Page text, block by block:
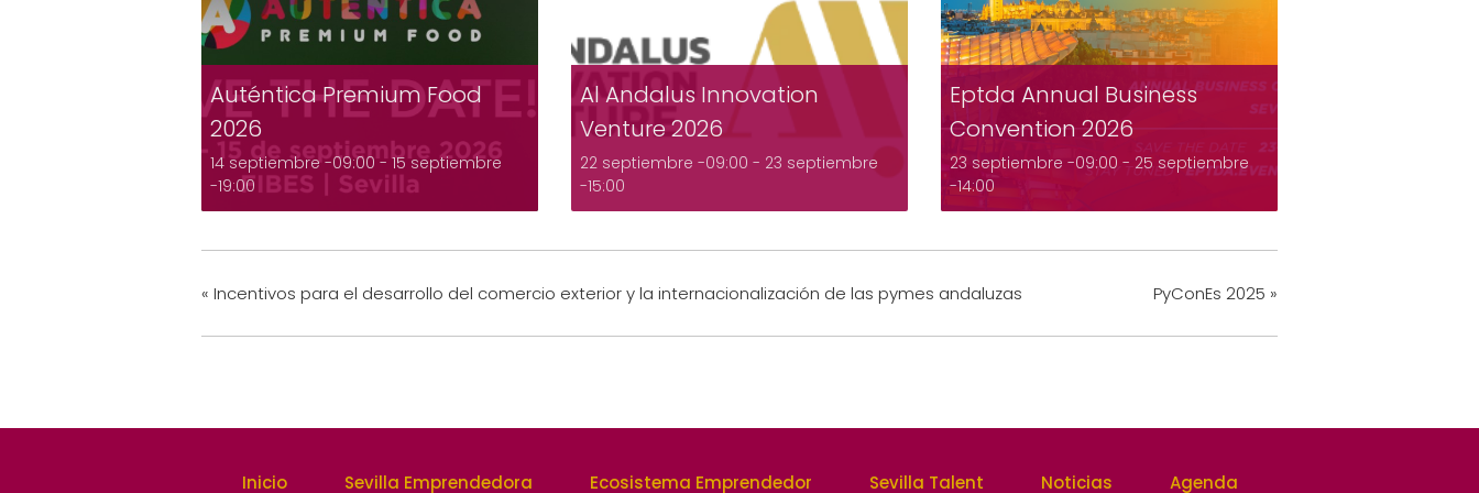
Auténtica Premium Food
2026
14 septiembre -09:00- 15 septiembre
-19:00
Al Andalus Innovation
Venture 2026
22 septiembre -09:00 - 23 septiembre
-15:00
Eptda Annual Business
Convention 2026
23 septiembre -09:00 -25 septiembre
-14:00
« Incentivos para el desarrollo del comercio exterior y la internacionalización de las pymes andaluzas PyConEs 2025 »
Inicio Sevilla Emprendedora Ecosistema Emprendedor Sevilla Talent Noticias Agenda